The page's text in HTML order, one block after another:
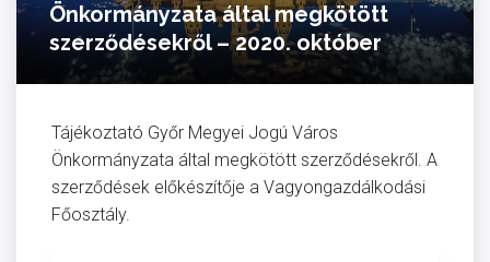
Önkormányzata által megkötött
szerződésekről – 2020. október
Tájékoztató Győr Megyei Jogú Város
Önkormányzata által megkötött szerződésekről. A
szerződések előkészítője a Vagyongazdálkodási
Főosztály.